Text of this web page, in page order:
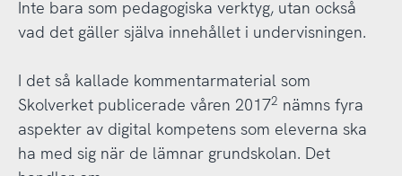
Inte bara som pedagogiska verktyg, utan också
vad det gäller själva innehållet i undervisningen.
I det så kallade kommentarmaterial som
Skolverket publicerade våren 20172 nämns fyra
aspekter av digital kompetens som eleverna ska
ha med sig när de lämnar grundskolan. Det